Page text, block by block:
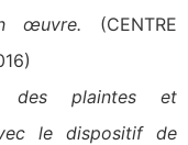
œuvre. (CENTRE
des plaintes et
le dispositif de